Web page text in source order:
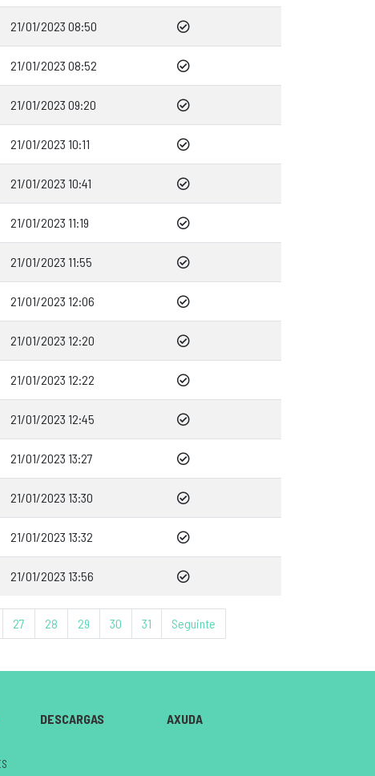
21/01/2023 08:50
21/01/2023 08:52
21/01/2023 09:20
21/01/2023 10:11
21/01/2023 10:41
21/01/2023 11:19
21/01/2023 11:55
21/01/2023 12:06
21/01/2023 12:20
21/01/2023 12:22
21/01/2023 12:45
21/01/2023 13:27
21/01/2023 13:30
21/01/2023 13:32
21/01/2023 13:56
27 28 29 30 31 Seguinte
DESCARGAS AXUDA